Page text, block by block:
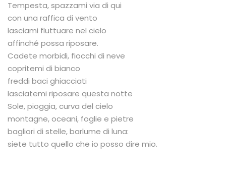
Tempesta, spazzami via di qui
con una raffica di vento
lasciami fluttuare nel cielo
affinché possa riposare.
Cadete morbidi, fiocchi di neve
copritemi di bianco
freddi baci ghiacciati
lasciatemi riposare questa notte
Sole, pioggia, curva del cielo
montagne, oceani, foglie e pietre
bagliori di stelle, barlume di luna:
siete tutto quello che io posso dire mio.